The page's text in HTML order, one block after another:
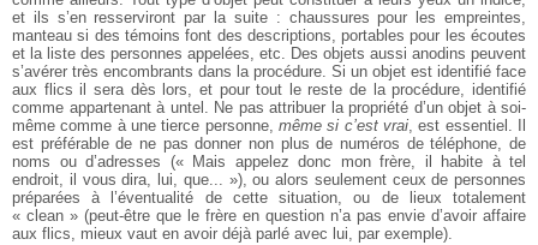
et ils s’en resserviront par la suite : chaussures pour les empreintes,
manteau si des témoins font des descriptions, portables pour les écoutes
et la liste des personnes appelées, etc. Des objets aussi anodins peuvent
s’avérer très encombrants dans la procédure. Si un objet est identifié face
aux flics il sera dès lors, et pour tout le reste de la procédure, identifié
comme appartenant à untel. Ne pas attribuer la propriété d’un objet à soi-
même comme à une tierce personne, même si c’est vrai, est essentiel. Il
est préférable de ne pas donner non plus de numéros de téléphone, de
noms ou d’adresses (« Mais appelez donc mon frère, il habite à tel
endroit, il vous dira, lui, que... »), ou alors seulement ceux de personnes
préparées à l’éventualité de cette situation, ou de lieux totalement
« clean » (peut-être que le frère en question n’a pas envie d’avoir affaire
aux flics, mieux vaut en avoir déjà parlé avec lui, par exemple).